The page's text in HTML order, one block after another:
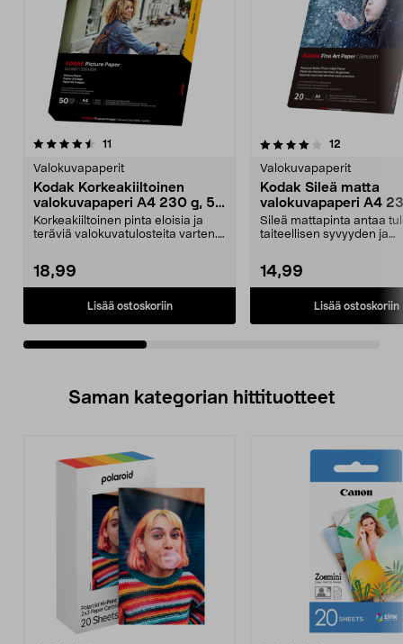
11
Valokuvapaperit
Kodak Korkeakiiltoinen
valokuvapaperi A4 230 g, 50
arkkia
Korkeakiiltoinen pinta eloisia ja
teräviä valokuvatulosteita varten.
18,99
Lisää ostoskoriin
4.0viidestä
12
Valokuvapaperit
Kodak Sileä matta
valokuvapaperi A4
arkkia
Sileä mattapinta antaa
taiteellisen syvyyden ja
14,99
Lisää ostoskoriin
4.5viidestä
Saman kategorian hittituotteet